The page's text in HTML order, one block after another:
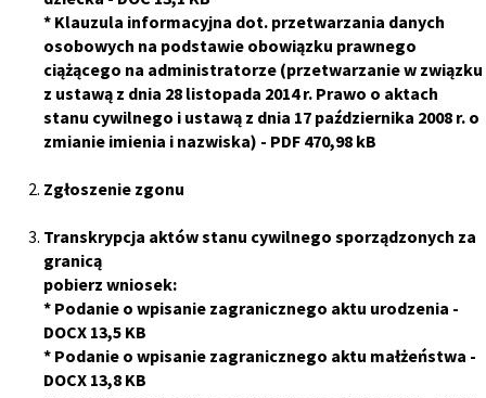
* Klauzula informacyjna dot. przetwarzania danych
osobowych na podstawie obowiązku prawnego
ciążącego na administratorze (przetwarzanie w związku
z ustawą z dnia 28 listopada 2014 r. Prawo o aktach
stanu cywilnego i ustawą z dnia 17 października 2008 r. o
zmianie imienia i nazwiska) - PDF 470,98 kB
Zgłoszenie zgonu
Transkrypcja aktów stanu cywilnego sporządzonych za
granicą
pobierz wniosek:
* Podanie o wpisanie zagranicznego aktu urodzenia -
DOCX 13,5 KB
* Podanie o wpisanie zagranicznego aktu małżeństwa -
DOCX 13,8 KB